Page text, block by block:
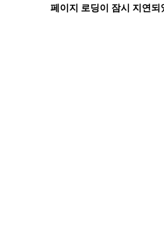
페이지 로딩이 잠시 지연